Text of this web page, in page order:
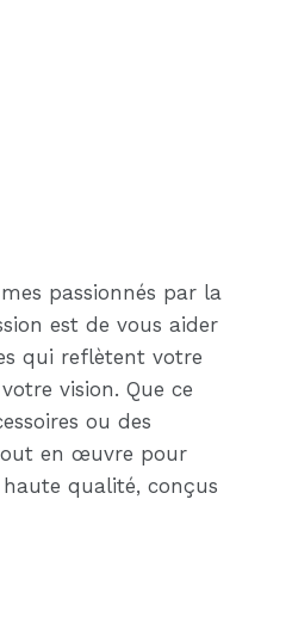
passionnés par la
est de vous aider
qui reflètent votre
vision. Que ce
ou des
en œuvre pour
qualité, conçus